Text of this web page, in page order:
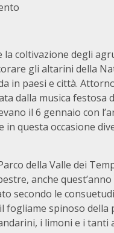
la coltivazione degli
gli altarini della
in paesi e città.
dalla musica
il 6 gennaio con
in questa occasione
della Valle dei
anche
secondo le
fogliame spinoso
i limoni e i